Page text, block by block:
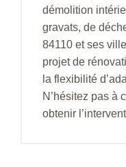
démolition
gravats, de
84110 et ses
projet de
la flexibilité
N’hésitez pas à
obtenir